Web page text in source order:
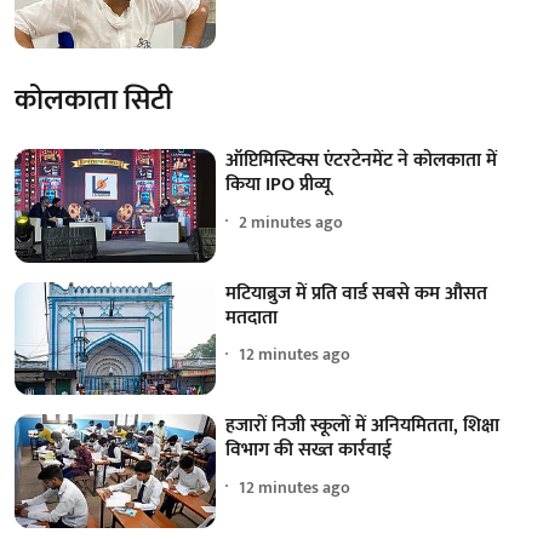
कोलकाता सिटी
ऑप्टिमिस्टिक्स एंटरटेनमेंट ने कोलकाता में
किया IPO प्रीव्यू
2 minutes ago
मटियाब्रुज में प्रति वार्ड सबसे कम औसत
मतदाता
12 minutes ago
हजारों निजी स्कूलों में अनियमितता, शिक्षा
विभाग की सख्त कार्रवाई
12 minutes ago